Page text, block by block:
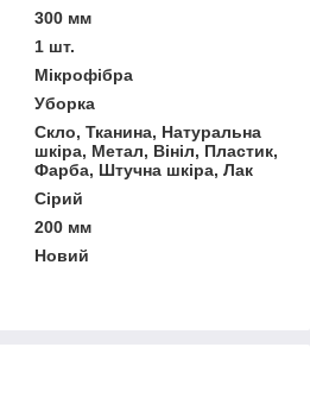
300 мм
1 шт.
Мікрофібра
Уборка
Скло, Тканина, Натуральна
шкіра, Метал, Вініл, Пластик,
Фарба, Штучна шкіра, Лак
Сірий
200 мм
Новий